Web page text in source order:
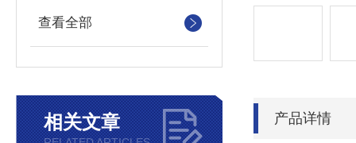
查看全部
相关文章 产品详情